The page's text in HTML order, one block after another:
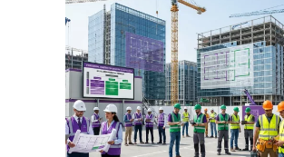
PetSmart
Careers